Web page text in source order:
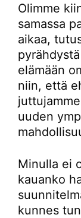
Olimme
samassa
aikaa,
elämään
niin, että
uuden
Minulla ei
kauanko
kunnes